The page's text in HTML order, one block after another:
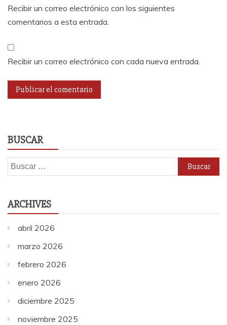
Recibir un correo electrónico con los siguientes
comentarios a esta entrada.
Recibir un correo electrónico con cada nueva entrada.
BUSCAR
Buscar:
ARCHIVES
abril 2026
marzo 2026
febrero 2026
enero 2026
diciembre 2025
noviembre 2025